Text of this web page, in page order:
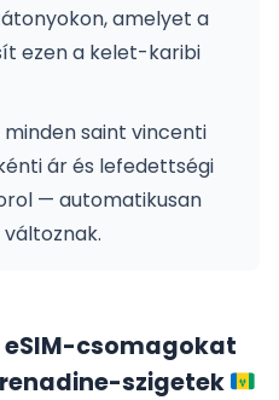
amelyet a
ezen a kelet-karibi
saint vincenti
ár és lefedettségi
— automatikusan
eSIM-csomagokat
szigetek